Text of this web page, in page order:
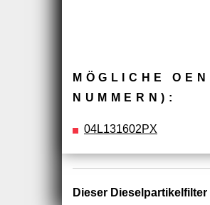
MÖGLICHE
NUMMERN):
04L131602PX
Dieser Dieselpartikelfilter